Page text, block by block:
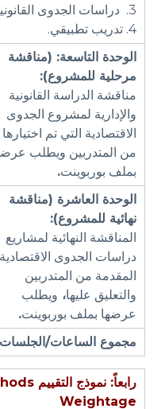
3. دراسات الجدوى القانونية.
4. تدريب تطبيقي.
الوحدة التاسعة: (مناقشة
مرحلية للمشروع):
مناقشة الدراسة القانونية
والإدارية لمشروع الجدوى
الاقتصادية التي تم اختيارها
من المتدربين ويطلب
بملف بوربوينت.
الوحدة العاشرة (مناقشة
نهائية للمشروع):
المناقشة النهائية لمشاريع
دراسات الجدوى الاقتصادية
المقدمة من المتدربين
والتعليق عليها، ويطلب
عرضها بملف بوربوينت.
مجموع الساعات/الجلسات
رابعاً: نموذج التقييم
Weightage